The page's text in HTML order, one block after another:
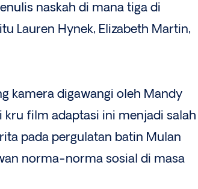
naskah di mana tiga di
Lauren Hynek, Elizabeth Martin,
kamera digawangi oleh Mandy
kru film adaptasi ini menjadi salah
pada pergulatan batin Mulan
norma-norma sosial di masa